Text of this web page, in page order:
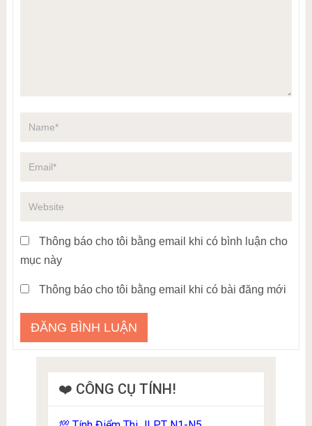
Thông báo cho tôi bằng email khi có bình luận cho
mục này
Thông báo cho tôi bằng email khi có bài đăng mới
❤️ CÔNG CỤ TÍNH!